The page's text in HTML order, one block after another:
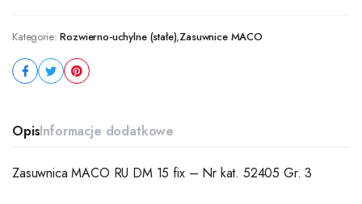
Kategorie: Rozwierno-uchylne (stałe),Zasuwnice MACO
OpisInformacje dodatkowe
Zasuwnica MACO RU DM 15 fix – Nr kat. 52405 Gr. 3